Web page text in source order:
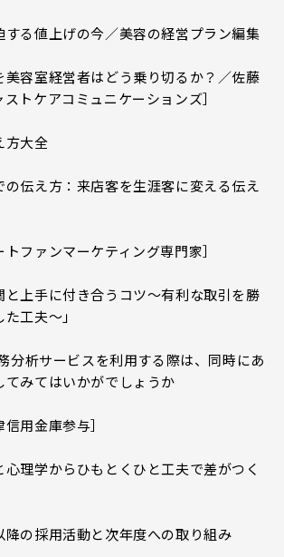
する値上げの今／美容の経営プラン編集
美容室経営者はどう乗り切るか？／佐藤
トケアコミュニケーションズ］
大全
伝え方：来店客を生涯客に変える伝え
ファンマーケティング専門家］
上手に付き合うコツ～有利な取引を勝
工夫～」
分析サービスを利用する際は、同時にあ
てみてはいかがでしょうか
用金庫参与］
理学からひもとくひと工夫で差がつく
の採用活動と次年度への取り組み